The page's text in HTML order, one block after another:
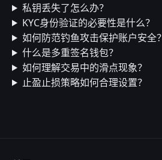
私钥丢失了怎么办？
KYC身份验证的必要性是什么？
如何防范钓鱼攻击保护账户安全？
什么是多重签名钱包？
如何理解交易中的滑点现象？
止盈止损策略如何合理设置？